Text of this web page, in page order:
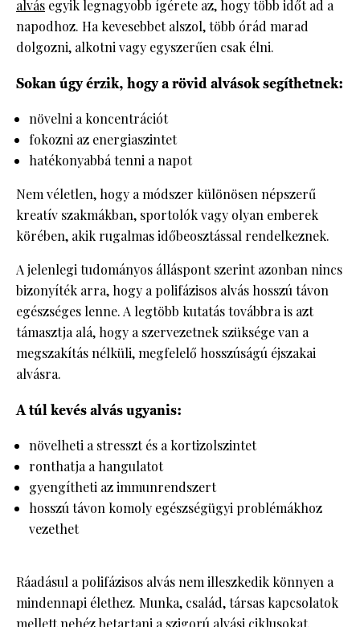
alvás egyik legnagyobb ígérete az, hogy több időt ad a
napodhoz. Ha kevesebbet alszol, több órád marad
dolgozni, alkotni vagy egyszerűen csak élni.
Sokan úgy érzik, hogy a rövid alvások segíthetnek:
növelni a koncentrációt
fokozni az energiaszintet
hatékonyabbá tenni a napot
Nem véletlen, hogy a módszer különösen népszerű
kreatív szakmákban, sportolók vagy olyan emberek
körében, akik rugalmas időbeosztással rendelkeznek.
A jelenlegi tudományos álláspont szerint azonban nincs
bizonyíték arra, hogy a polifázisos alvás hosszú távon
egészséges lenne. A legtöbb kutatás továbbra is azt
támasztja alá, hogy a szervezetnek szüksége van a
megszakítás nélküli, megfelelő hosszúságú éjszakai
alvásra.
A túl kevés alvás ugyanis:
növelheti a stresszt és a kortizolszintet
ronthatja a hangulatot
gyengítheti az immunrendszert
hosszú távon komoly egészségügyi problémákhoz
vezethet
Ráadásul a polifázisos alvás nem illeszkedik könnyen a
mindennapi élethez. Munka, család, társas kapcsolatok
mellett nehéz betartani a szigorú alvási ciklusokat.